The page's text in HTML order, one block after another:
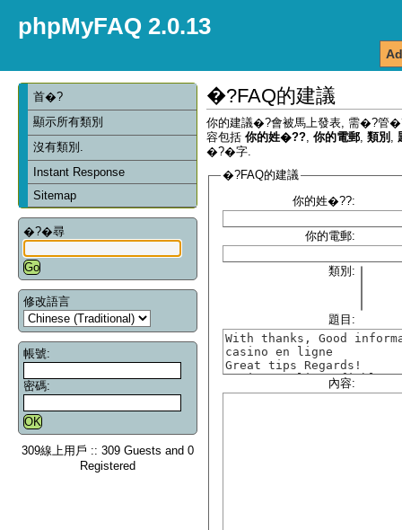
phpMyFAQ 2.0.13
首�?
顯示所有類別
沒有類別.
Instant Response
Sitemap
�?�尋
修改語言
帳號:
密碼:
309線上用戶 :: 309 Guests and 0
Registered
�?FAQ的建議
你的建議�?會被馬上發表, 需�?管
容包括 你的姓�?? 你的電郵 類別
�?�字.
�?FAQ的建議
你的姓�??:
你的電郵:
類別:
題目:
內容: